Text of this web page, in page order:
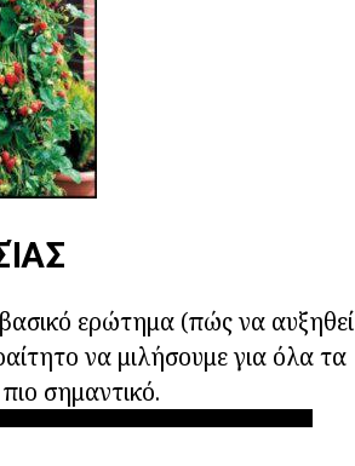
ερώτημα (πώς να αυξηθεί
να μιλήσουμε για όλα τα
σημαντικό.